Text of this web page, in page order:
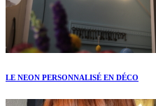
LE NEON PERSONNALISÉ EN DÉCO